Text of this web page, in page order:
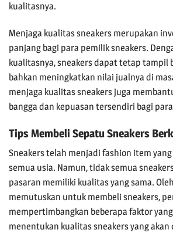
kualitasnya.
Menjaga kualitas sneakers merupakan
panjang bagi para pemilik sneakers.
kualitasnya, sneakers dapat tetap tampil
bahkan meningkatkan nilai jualnya di
menjaga kualitas sneakers juga
bangga dan kepuasan tersendiri bagi
Tips Membeli Sepatu Sneakers
Sneakers telah menjadi fashion item
semua usia. Namun, tidak semua
pasaran memiliki kualitas yang sama.
memutuskan untuk membeli sneakers,
mempertimbangkan beberapa faktor
menentukan kualitas sneakers yang